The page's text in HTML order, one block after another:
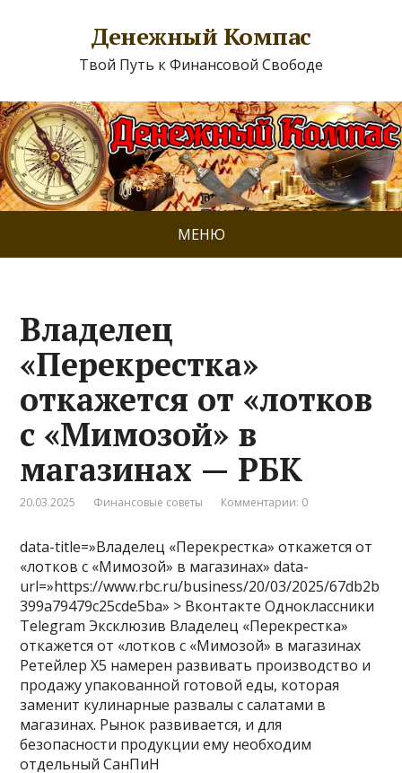
Денежный Компас
Твой Путь к Финансовой Свободе
МЕНЮ
Владелец
«Перекрестка»
откажется от «лотков
с «Мимозой» в
магазинах — РБК
20.03.2025 Финансовые советы Комментарии: 0
data-title=»Владелец «Перекрестка» откажется от
«лотков с «Мимозой» в магазинах» data-
url=»https://www.rbc.ru/business/20/03/2025/67db2b
399a79479c25cde5ba» > Вконтакте Одноклассники
TelegramЭксклюзив Владелец «Перекрестка»
откажется от «лотков с «Мимозой» в магазинах
Ретейлер X5 намерен развивать производство и
продажу упакованной готовой еды, которая
заменит кулинарные развалы с салатами в
магазинах. Рынок развивается, и для
безопасности продукции ему необходим
отдельный СанПиН